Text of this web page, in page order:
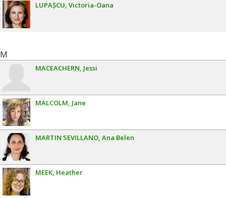
LUPAȘCU Victoria-Oana
M
MACEACHERN Jessi
MALCOLM Jane
MARTIN SEVILLANO Ana Belen
MEEK Heather